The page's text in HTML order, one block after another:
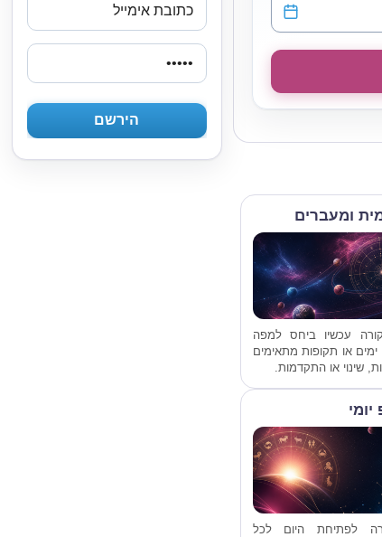
ומעברים
עכשיו ביחס למפה
ימים או תקופות מתאימים
שינוי או התקדמות.
יומי
לפתיחת היום לכל